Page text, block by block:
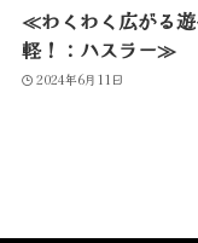
≪わくわく広がる遊
軽！：ハスラー≫
2024年6月11日